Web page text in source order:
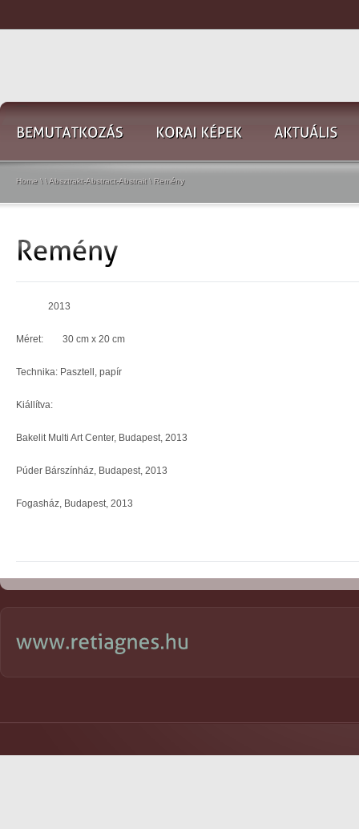
Home \ \ Absztrakt-Abstract-Abstrait\ Remény
2013
Méret: 30 cm x 20 cm
Technika: Pasztell, papír
Kiállítva:
Bakelit Multi Art Center, Budapest, 2013
Púder Bárszínház, Budapest, 2013
Fogasház, Budapest, 2013